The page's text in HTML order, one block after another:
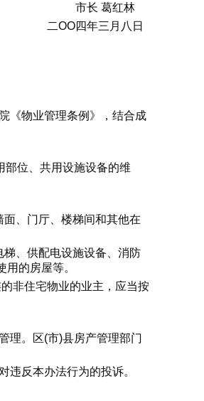
市长 葛红林
二OO四年三月八日
《物业管理条例》，结合成
位、共用设施设备的维
、门厅、楼梯间和其他在
、供配电设施设备、消防
的房屋等。
非住宅物业的业主，应当按
理。区(市)县房产管理部门
反本办法行为的投诉。